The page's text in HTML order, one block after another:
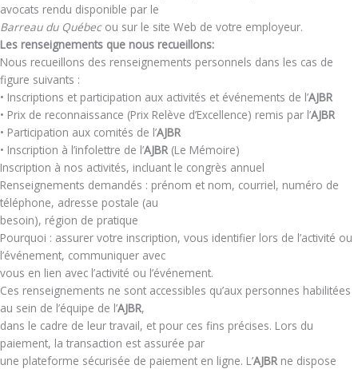
avocats rendu disponible par le
Barreau du Québecou sur le site Web de votre employeur.
Les renseignements que nous recueillons:
Nous recueillons des renseignements personnels dans les cas de
figure suivants :
• Inscriptions et participation aux activités et événements de l’AJBR
• Prix de reconnaissance (Prix Relève d’Excellence) remis par l’AJBR
• Participation aux comités de l’AJBR
• Inscription à l’infolettre de l’AJBR (Le Mémoire)
Inscription à nos activités, incluant le congrès annuel
Renseignements demandés : prénom et nom, courriel, numéro de
téléphone, adresse postale (au
besoin), région de pratique
Pourquoi : assurer votre inscription, vous identifier lors de l’activité ou
l’événement, communiquer avec
vous en lien avec l’activité ou l’événement.
Ces renseignements ne sont accessibles qu’aux personnes habilitées
au sein de l’équipe de l’AJBR,
dans le cadre de leur travail, et pour ces fins précises. Lors du
paiement, la transaction est assurée par
une plateforme sécurisée de paiement en ligne. L’AJBR ne dispose